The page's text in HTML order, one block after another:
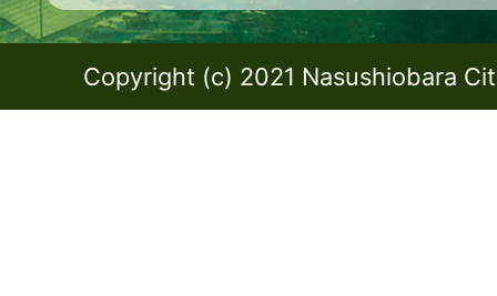
Copyright (c) 2021 Nasushiobara